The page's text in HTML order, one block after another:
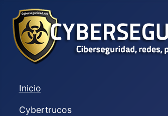
Inicio
Cybertrucos